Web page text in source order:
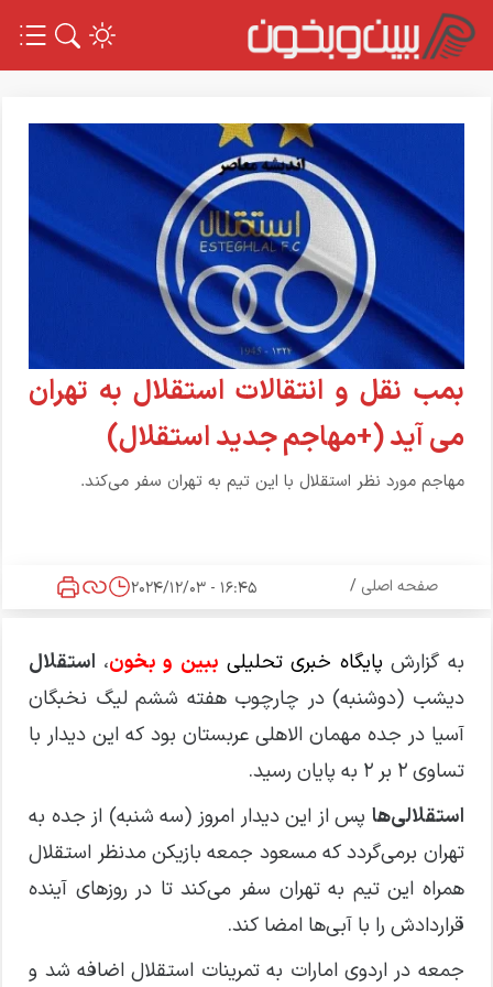
صفحه اصلی /
16:45 - 2024/12/03
بمب نقل و انتقالات استقلال به تهران
می آید (+مهاجم جدید استقلال)
مهاجم مورد نظر استقلال با این تیم به تهران سفر می‌کند.
به گزارش پایگاه خبری تحلیلی ببین و بخون، استقلال
دیشب (دوشنبه) در چارچوب هفته ششم لیگ نخبگان
آسیا در جده مهمان الاهلی عربستان بود که این دیدار با
تساوی ۲ بر ۲ به پایان رسید.
استقلالی‌ها پس از این دیدار امروز (سه شنبه) از جده به
تهران برمی‌گردد که مسعود جمعه بازیکن مدنظر استقلال
همراه این تیم به تهران سفر می‌کند تا در روزهای آینده
قراردادش را با آبی‌ها امضا کند.
جمعه در اردوی امارات به تمرینات استقلال اضافه شد و